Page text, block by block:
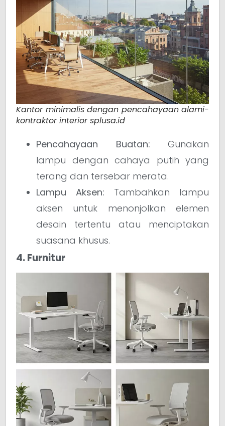
Kantor minimalis dengan pencahayaan alami-
kontraktor interior splusa.id
Pencahayaan Buatan: Gunakan
lampu dengan cahaya putih yang
terang dan tersebar merata.
Lampu Aksen: Tambahkan lampu
aksen untuk menonjolkan elemen
desain tertentu atau menciptakan
suasana khusus.
4. Furnitur